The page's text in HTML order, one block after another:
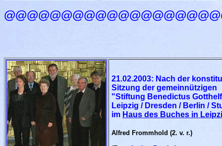
21.02.2003: Nach der
Sitzung der gemeinnützigen
"Stiftung Benedictus
Leipzig / Dresden / Berlin /
im Haus des Buches in
Alfred Frommhold (2. v. r.)